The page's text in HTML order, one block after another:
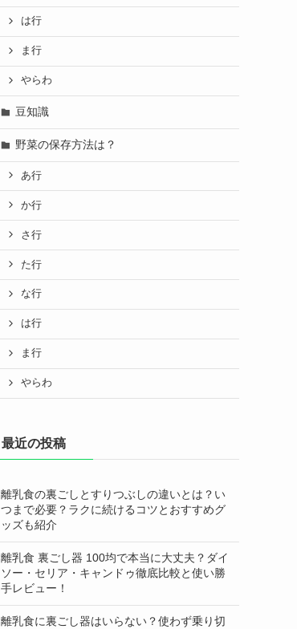
は行
ま行
やらわ
豆知識
野菜の保存方法は？
あ行
か行
さ行
た行
な行
は行
ま行
やらわ
最近の投稿
離乳食の裏ごしとすりつぶしの違いとは？い
つまで必要？ラクに続けるコツとおすすめグ
ッズも紹介
離乳食 裏ごし器 100均で本当に大丈夫？ダイ
ソー・セリア・キャンドゥ徹底比較と使い勝
手レビュー！
離乳食に裏ごし器はいらない？使わず乗り切